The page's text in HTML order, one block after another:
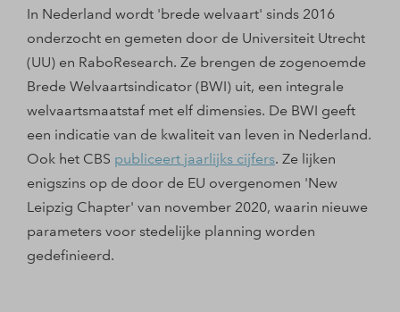
In Nederland wordt 'brede welvaart' sinds 2016
onderzocht en gemeten door de Universiteit Utrecht
(UU) en RaboResearch. Ze brengen de zogenoemde
Brede Welvaartsindicator (BWI) uit, een integrale
welvaartsmaatstaf met elf dimensies. De BWI geeft
een indicatie van de kwaliteit van leven in Nederland.
Ook het CBS publiceert jaarlijks cijfers. Ze lijken
enigszins op de door de EU overgenomen 'New
Leipzig Chapter' van november 2020, waarin nieuwe
parameters voor stedelijke planning worden
gedefinieerd.